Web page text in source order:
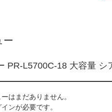
ー
PR-L5700C-18 大容量 シ
はまだありません。
インが必要です。